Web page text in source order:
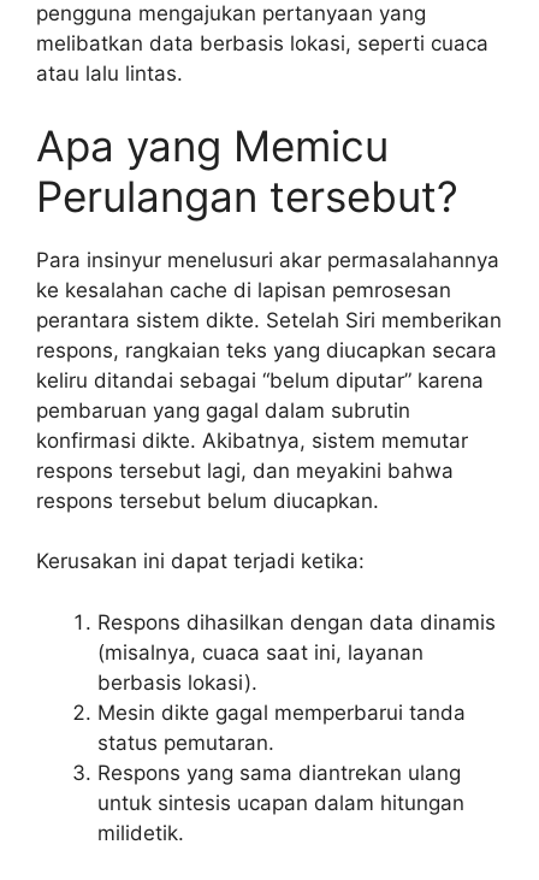
pengguna mengajukan pertanyaan yang
melibatkan data berbasis lokasi, seperti cuaca
atau lalu lintas.
Apa yang Memicu
Perulangan tersebut?
Para insinyur menelusuri akar permasalahannya
ke kesalahan cache di lapisan pemrosesan
perantara sistem dikte. Setelah Siri memberikan
respons, rangkaian teks yang diucapkan secara
keliru ditandai sebagai “belum diputar” karena
pembaruan yang gagal dalam subrutin
konfirmasi dikte. Akibatnya, sistem memutar
respons tersebut lagi, dan meyakini bahwa
respons tersebut belum diucapkan.
Kerusakan ini dapat terjadi ketika:
Respons dihasilkan dengan data dinamis
(misalnya, cuaca saat ini, layanan
berbasis lokasi).
Mesin dikte gagal memperbarui tanda
status pemutaran.
Respons yang sama diantrekan ulang
untuk sintesis ucapan dalam hitungan
milidetik.